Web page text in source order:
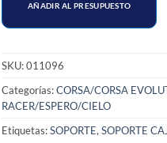
AÑADIR AL PRESUPUESTO
SKU:011096
Categorías:CORSA/CORSA
RACER/ESPERO/CIELO
Etiquetas:SOPORTE, SOPORTE